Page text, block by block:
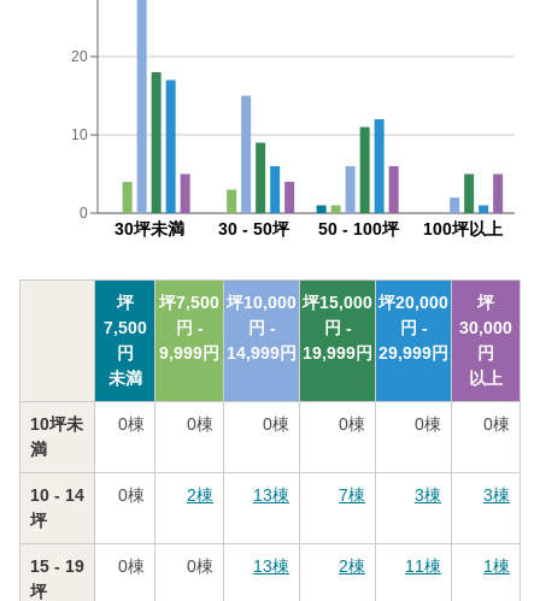
30坪未満 30 - 50坪 50 - 100坪 100坪以上
0
10
20
坪
7,500
円
未満
坪7,500
円 -
9,999円
坪10,000
円 -
14,999円
坪15,000
円 -
19,999円
坪20,000
円 -
29,999円
坪
30,000
円
以上
10坪未
満
0棟 0棟 0棟 0棟 0棟 0棟
10 - 14
坪
0棟 2棟 13棟 7棟 3棟 3棟
15 - 19
坪
0棟 0棟 13棟 2棟 11棟 1棟